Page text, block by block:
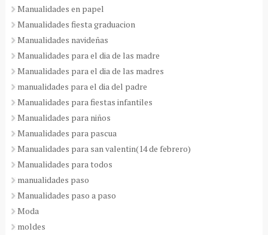
Manualidades en papel
Manualidades fiesta graduacion
Manualidades navideñas
Manualidades para el dia de las madre
Manualidades para el dia de las madres
manualidades para el dia del padre
Manualidades para fiestas infantiles
Manualidades para niños
Manualidades para pascua
Manualidades para san valentin(14 de febrero)
Manualidades para todos
manualidades paso
Manualidades paso a paso
Moda
moldes